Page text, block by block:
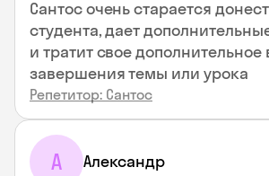
Сантос очень старается
студента, дает
и тратит свое
завершения темы или урока
Репетитор: Сантос
А Александр